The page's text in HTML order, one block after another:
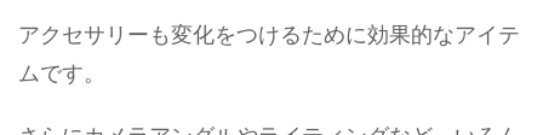
アクセサリーも変化をつけるために効果的なアイテ
ムです。